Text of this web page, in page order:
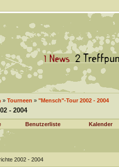
» Tourneen » "Mensch"-Tour 2002 - 2004
- 2004
Benutzerliste Kalender
2002 - 2004